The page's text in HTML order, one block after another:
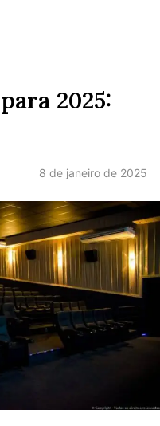
2025:
8 de janeiro de 2025